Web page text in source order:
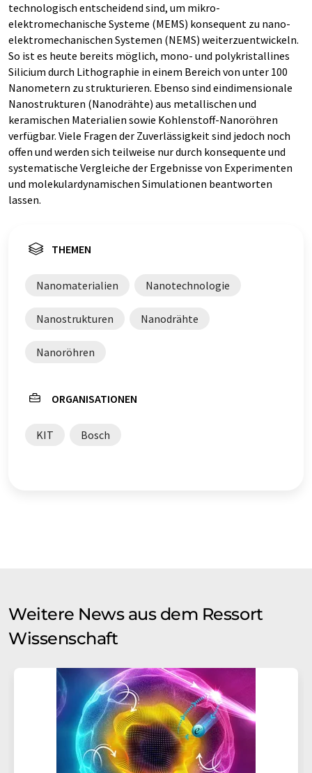
technologisch entscheidend sind, um mikro-
elektromechanische Systeme (MEMS) konsequent zu nano-
elektromechanischen Systemen (NEMS) weiterzuentwickeln.
So ist es heute bereits möglich, mono- und polykristallines
Silicium durch Lithographie in einem Bereich von unter 100
Nanometern zu strukturieren. Ebenso sind eindimensionale
Nanostrukturen (Nanodrähte) aus metallischen und
keramischen Materialien sowie Kohlenstoff-Nanoröhren
verfügbar. Viele Fragen der Zuverlässigkeit sind jedoch noch
offen und werden sich teilweise nur durch konsequente und
systematische Vergleiche der Ergebnisse von Experimenten
und molekulardynamischen Simulationen beantworten
lassen.
THEMEN
Nanomaterialien Nanotechnologie
Nanostrukturen Nanodrähte
Nanoröhren
ORGANISATIONEN
KIT Bosch
Weitere News aus dem Ressort
Wissenschaft